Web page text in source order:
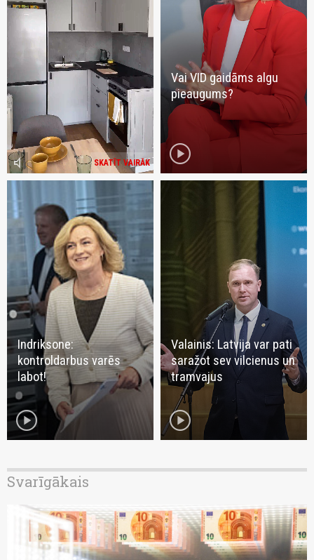
SKATĪT VAIRĀK
volume_mute
Vai VID gaidāms algu
pieaugums?
play_circle
Indriksone:
kontroldarbus varēs
labot!
play_circle
Valainis: Latvija var pati
saražot sev vilcienus un
tramvajus
play_circle
Svarīgākais